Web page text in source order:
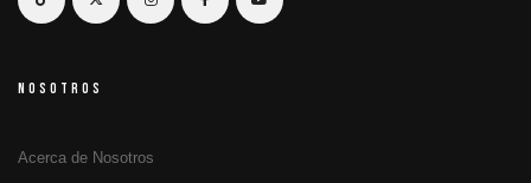
NOSOTROS
Acerca de Nosotros